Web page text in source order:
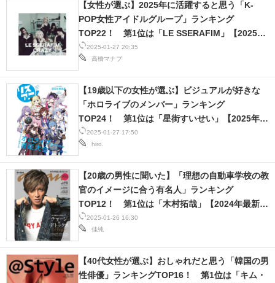
2025-01-27 20:35
高橋マナブ
【女性が選ぶ】2025年に活躍すると思う「K-
POP女性アイドルグループ」ランキング
TOP22！ 第1位は「LE SSERAFIM」【2025年
1月22日時点】
2025-01-27 17:50
hiro.
【19歳以下の女性が選ぶ】ビジュアルが好きな
「ホロライブのメンバー」ランキング
TOP24！ 第1位は「星街すいせい」【2025年1
月22日時点】
2025-01-26 16:30
佳純
【20歳の男性に聞いた】「理想の自動車学校の教
官のイメージに合う有名人」ランキング
TOP12！ 第1位は「木村拓哉」【2024年最新調
査結果】
【40代女性が選ぶ】おしゃれだと思う「韓国の男
性俳優」ランキングTOP16！ 第1位は「キム・